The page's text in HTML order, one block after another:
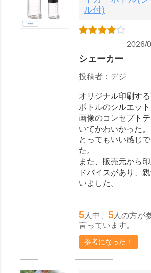
ル付)
2026/
シェーカー
投稿者：デジ
オリジナル印刷する
ボトルのシルエッ
画像のコンセプト
いてかわいかった。
とってもいい感じ
た。
また、販売元から
ドバイスがあり、
いました。
5 人中、 5 人の方が
言っています。
参考になった！